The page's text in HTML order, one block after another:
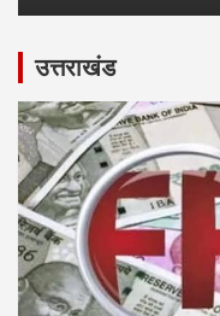
उत्तराखंड